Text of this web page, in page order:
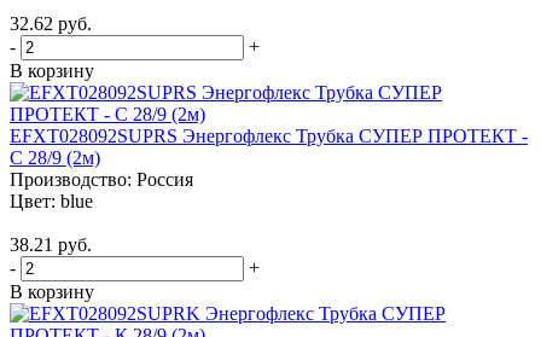
32.62 руб.
-
+
В корзину
EFXT028092SUPRS Энергофлекс Трубка СУПЕР ПРОТЕКТ -
С 28/9 (2м)
Производство: Россия
Цвет: blue
38.21 руб.
-
+
В корзину